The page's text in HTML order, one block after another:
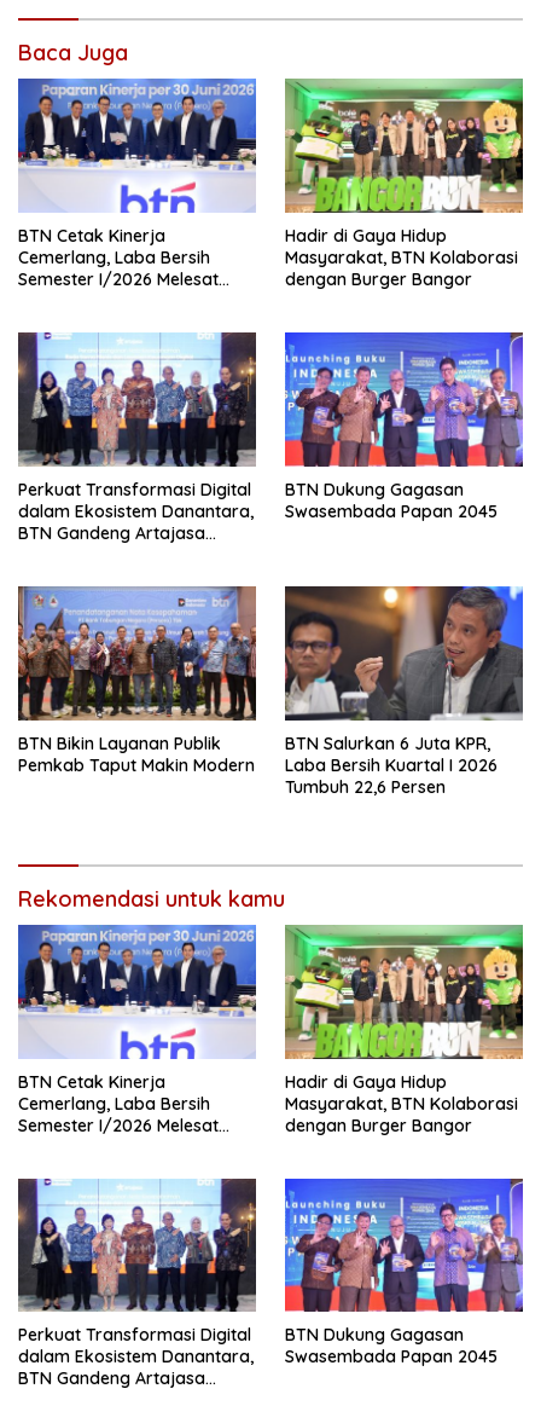
Baca Juga
BTN Cetak Kinerja
Cemerlang, Laba Bersih
Semester I/2026 Melesat
Hadir di Gaya Hidup
Masyarakat, BTN Kolaborasi
dengan Burger Bangor
Perkuat Transformasi Digital
dalam Ekosistem Danantara,
BTN Gandeng Artajasa
BTN Dukung Gagasan
Swasembada Papan 2045
BTN Bikin Layanan Publik
Pemkab Taput Makin Modern
BTN Salurkan 6 Juta KPR,
Laba Bersih Kuartal I 2026
Tumbuh 22,6 Persen
Rekomendasi untuk kamu
BTN Cetak Kinerja
Cemerlang, Laba Bersih
Semester I/2026 Melesat
Hadir di Gaya Hidup
Masyarakat, BTN Kolaborasi
dengan Burger Bangor
Perkuat Transformasi Digital
dalam Ekosistem Danantara,
BTN Gandeng Artajasa
BTN Dukung Gagasan
Swasembada Papan 2045